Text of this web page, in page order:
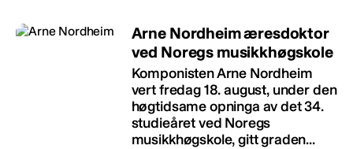
Arne Nordheim æresdoktor
ved Noregs musikkhøgskole
Komponisten Arne Nordheim
vert fredag 18. august, under den
høgtidsame opninga av det 34.
studieåret ved Noregs
musikkhøgskole, gitt graden...